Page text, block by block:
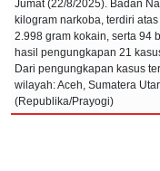
Jumat (22/8/2025). Badan
kilogram narkoba, terdiri
2.998 gram kokain, serta 94
hasil pengungkapan 21
Dari pengungkapan kasus
wilayah: Aceh, Sumatera
(Republika/Prayogi)